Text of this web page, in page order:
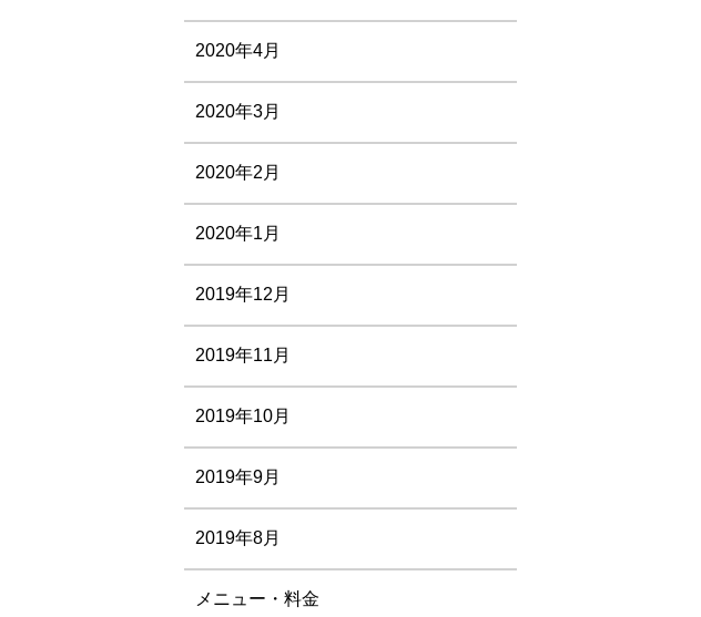
2020年4月
2020年3月
2020年2月
2020年1月
2019年12月
2019年11月
2019年10月
2019年9月
2019年8月
メニュー・料金